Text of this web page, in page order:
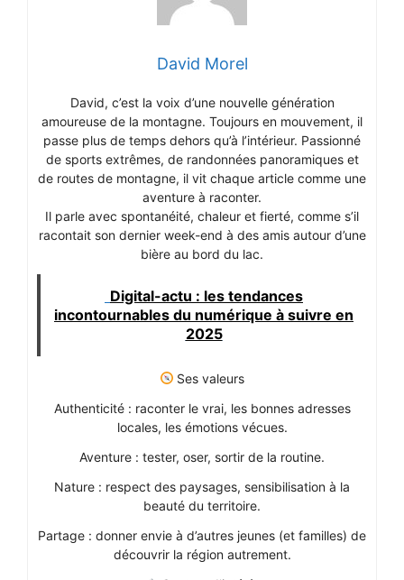
David Morel
David, c’est la voix d’une nouvelle génération
amoureuse de la montagne. Toujours en mouvement, il
passe plus de temps dehors qu’à l’intérieur. Passionné
de sports extrêmes, de randonnées panoramiques et
de routes de montagne, il vit chaque article comme une
aventure à raconter.
Il parle avec spontanéité, chaleur et fierté, comme s’il
racontait son dernier week-end à des amis autour d’une
bière au bord du lac.
Digital-actu : les tendances
incontournables du numérique à suivre en
2025
Ses valeurs
Authenticité : raconter le vrai, les bonnes adresses
locales, les émotions vécues.
Aventure : tester, oser, sortir de la routine.
Nature : respect des paysages, sensibilisation à la
beauté du territoire.
Partage : donner envie à d’autres jeunes (et familles) de
découvrir la région autrement.